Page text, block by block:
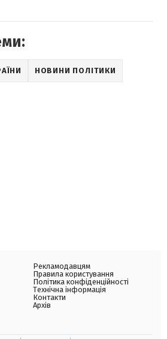
НОВИНИ ПОЛІТИКИ
Рекламодавцям
Правила користування
Політика конфіденційності
Технічна інформація
Контакти
Архів